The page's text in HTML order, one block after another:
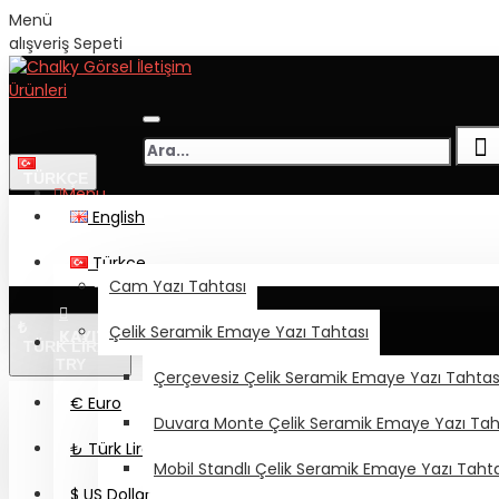
Menü
alışveriş Sepeti
English
Türkçe
TÜRK LIRASI
€ Euro
₺ Türk Lirası
$ US Dollar
Menu
Cam Yazı Tahtası
Çelik Seramik Emaye Yazı Tahtası
Çerçevesiz Çelik Seramik Emaye Yazı
Duvara Monte Çelik Seramik Emaye Yazı
Mobil Standlı Çelik Seramik Emaye Yazı
GİRİŞ
KAYIT OL
YAZI TAHTASI & PANO
Not Panosu
Mantar Pano
Duvara Monte Mantar Pano